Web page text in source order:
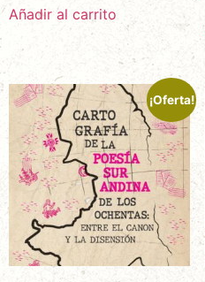
Añadir al carrito
¡Oferta!